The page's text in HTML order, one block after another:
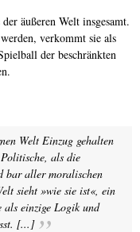
äußeren Welt insgesamt.
verkommt sie als
der beschränkten
Welt Einzug gehalten
als die
bar aller moralischen
sieht »wie sie ist«, ein
als einzige Logik und
[...]